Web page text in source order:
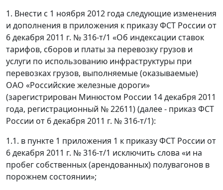
1. Внести с 1 ноября 2012 года следующие изменения
и дополнения в приложения к приказу ФСТ России от
6 декабря 2011 г. № 316-т/1 «Об индексации ставок
тарифов, сборов и платы за перевозку грузов и
услуги по использованию инфраструктуры при
перевозках грузов, выполняемые (оказываемые)
ОАО «Российские железные дороги»
(зарегистрирован Минюстом России 14 декабря 2011
года, регистрационный № 22611) (далее - приказ ФСТ
России от 6 декабря 2011 г. № 316-т/1):
1.1. в пункте 1 приложения 1 к приказу ФСТ России от
6 декабря 2011 г. № 316-т/1 исключить слова «и на
пробег собственных (арендованных) полувагонов в
порожнем состоянии»;